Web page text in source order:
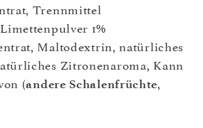
Trennmittel
1%
Maltodextrin, natürliches
Zitronenaroma, Kann
(andere Schalenfrüchte,